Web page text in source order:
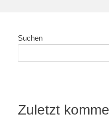
Suchen
Zuletzt